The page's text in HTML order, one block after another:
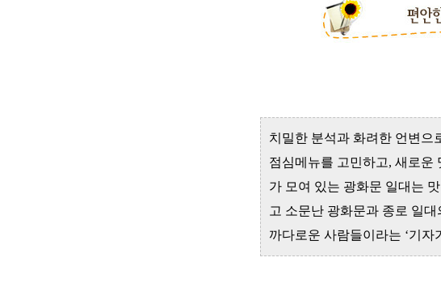
치밀한 분석과 화려한 언변으
점심메뉴를 고민하고, 새로운
가 모여 있는 광화문 일대는
고 소문난 광화문과 종로 일
까다로운 사람들이라는 ‘기자